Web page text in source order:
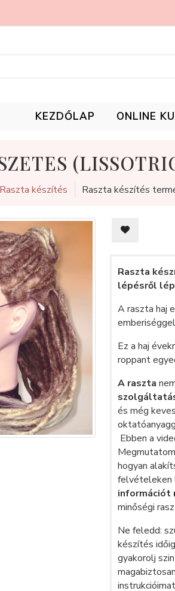
KEZDŐLAP ONLINE
Raszta készítés Raszta készítés
Raszta
lépésről
A raszta haj
Ez a haj
roppant
A raszta
és még
Ebben a
hogyan
felvételeken
információt
minőségi
Ne feledd:
készítés
gyakorolj